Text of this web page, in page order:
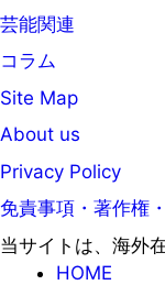
芸能関連
コラム
Site Map
About us
Privacy Policy
免責事項・著作権
当サイトは、海外
HOME